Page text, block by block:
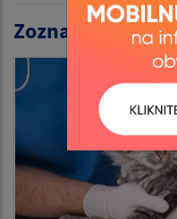
Zoznam aktualít: